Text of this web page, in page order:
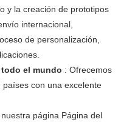
y la creación de prototipos
internacional,
de personalización,
el mundo : Ofrecemos
con una excelente
página Página del